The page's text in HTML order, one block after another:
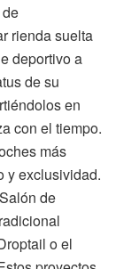
rienda suelta
deportivo a
de su
en
con el tiempo.
más
y exclusividad.
de
o el